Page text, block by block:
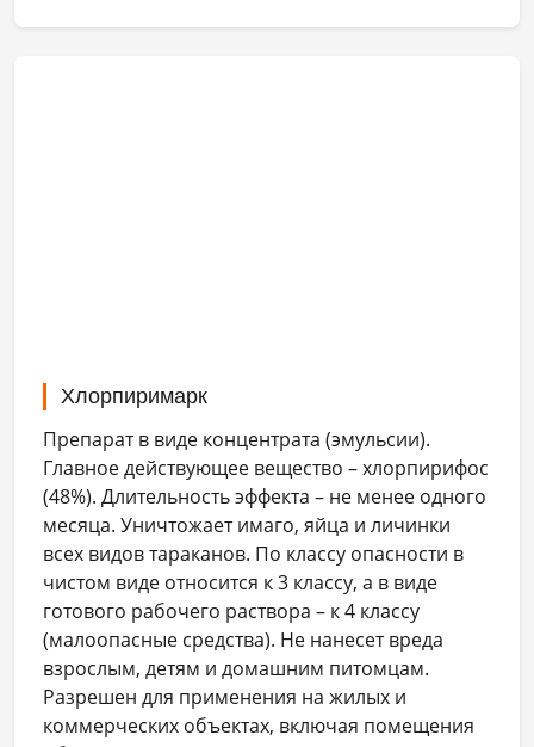
Хлорпиримарк
Препарат в виде концентрата (эмульсии).
Главное действующее вещество – хлорпирифос
(48%). Длительность эффекта – не менее одного
месяца. Уничтожает имаго, яйца и личинки
всех видов тараканов. По классу опасности в
чистом виде относится к 3 классу, а в виде
готового рабочего раствора – к 4 классу
(малоопасные средства). Не нанесет вреда
взрослым, детям и домашним питомцам.
Разрешен для применения на жилых и
коммерческих объектах, включая помещения